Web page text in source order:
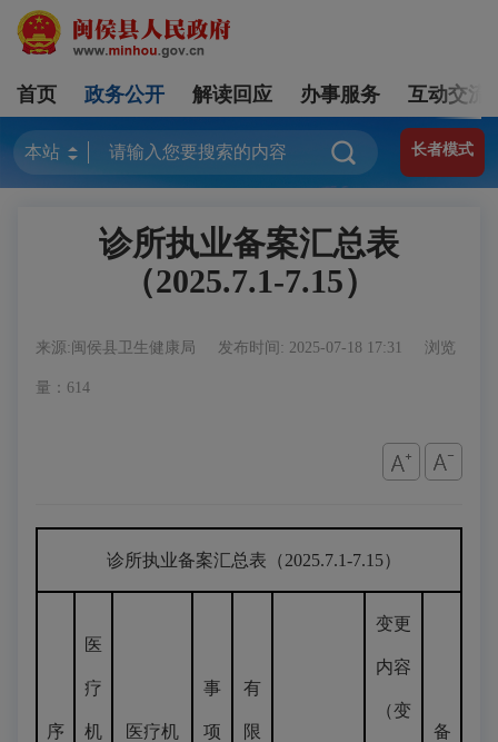
首页 政务公开 解读回应 办事服务 互动交流
长者模式
诊所执业备案汇总表
（2025.7.1-7.15）
来源:闽侯县卫生健康局 发布时间: 2025-07-18 17:31 浏览
量：614
诊所执业备案汇总表（2025.7.1-7.15）
序
医
疗
机 医疗机
事
项
有
限
变更
内容
（变
备